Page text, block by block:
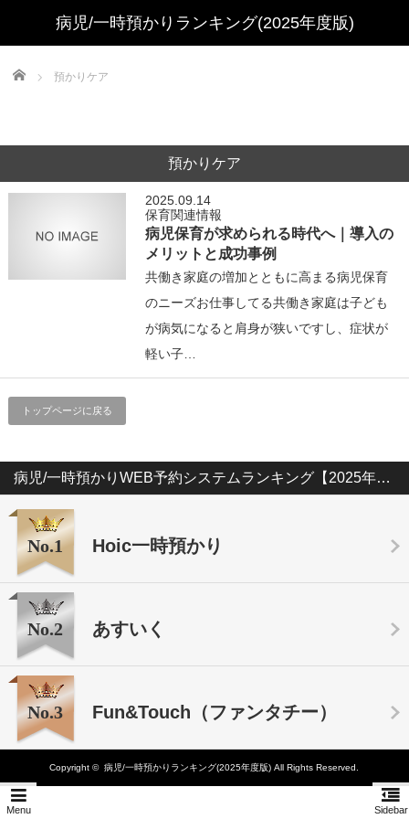
Menu Sidebar
Home 預かりケア
預かりケア
2025.09.14
保育関連情報
病児保育が求められる時代へ｜導入の
メリットと成功事例
共働き家庭の増加とともに高まる病児保育
のニーズお仕事してる共働き家庭は子ども
が病気になると肩身が狭いですし、症状が
軽い子…
トップページに戻る
病児/一時預かりWEB予約システムランキング【2025年版】
No.1 Hoic一時預かり
No.2 あすいく
No.3 Fun&Touch（ファンタチー）
Copyright ©病児/一時預かりランキング(2025年度版) All Rights Reserved.